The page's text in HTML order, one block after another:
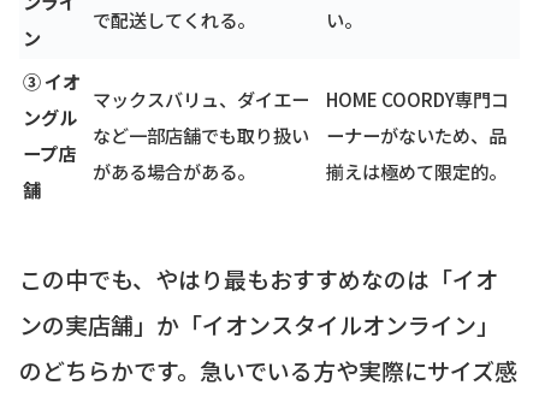
ン
で配送してくれる。
い。
③ イオ
ングル
ープ店
舗
マックスバリュ、ダイエー
など一部店舗でも取り扱い
がある場合がある。
HOME COORDY専門コ
ーナーがないため、品
揃えは極めて限定的。
この中でも、やはり最もおすすめなのは「イオ
ンの実店舗」か「イオンスタイルオンライン」
のどちらかです。急いでいる方や実際にサイズ感